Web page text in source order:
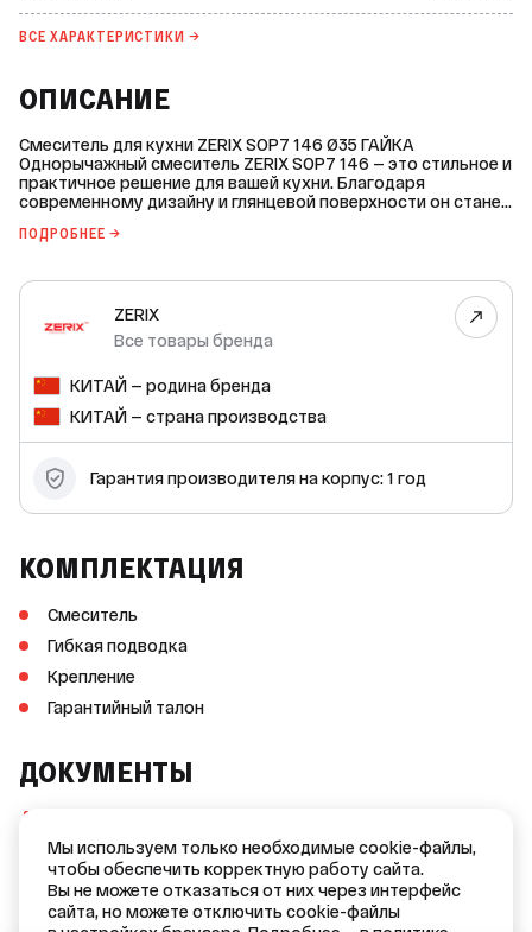
ВСЕ ХАРАКТЕРИСТИКИ →
ОПИСАНИЕ
Смеситель для кухни ZERIX SOP7 146 Ø35 ГАЙКА
Однорычажный смеситель ZERIX SOP7 146 — это стильное и
практичное решение для вашей кухни. Благодаря
современному дизайну и глянцевой поверхности он станет
характеристики: * Цвет корпуса и излива: хром. * Материал
столешницу. * Способ монтажа: на гайку. * Вид излива:
трубчатый G-образный. * Вращение излива: поворотный. *
Тип ручки: «лодочка». * Управление подачей воды:
рычажное (картридж). * Тип картриджа: керамический,
диаметр — 35 мм. * Подводка воды: гибкая, длина — 400 мм.
* Диаметр подключения подвода воды: 1/2 дюйма. *
Количество отверстий для монтажа: 1. * Комплект
крепления смесителя: в наличии. Преимущества: *
Соответствие ГОСТ 25809-2019. * Гарантия производителя
на корпус и комплектующие — 1 год. * Совместимость с
проточным водонагревателем. В комплекте вы найдёте
всё необходимое для установки смесителя: гибкую
подводку, крепление и гарантийный талон. Приобретайте
ПОДРОБНЕЕ →
ZERIX
Все товары бренда
КИТАЙ — родина бренда
КИТАЙ — страна производства
Гарантия производителя на корпус: 1 год
КОМПЛЕКТАЦИЯ
Смеситель
Гибкая подводка
Крепление
Гарантийный талон
ДОКУМЕНТЫ
(PDF, 996 KB)
Гарантийный талон №1
(PDF, 518 KB)
Мы используем только необходимые cookie-файлы,
чтобы обеспечить корректную работу сайта.
Вы не можете отказаться от них через интерфейс
сайта, но можете отключить cookie-файлы